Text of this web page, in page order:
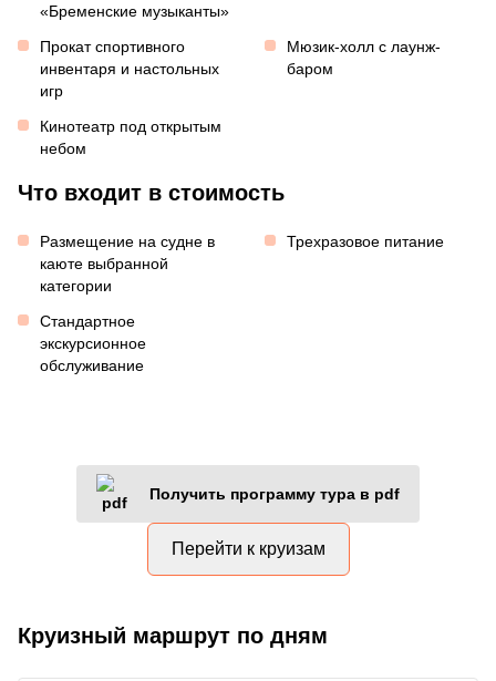
«Бременские музыканты»
Прокат спортивного
инвентаря и настольных
игр
Мюзик-холл с лаунж-
баром
Кинотеатр под открытым
небом
Что входит в стоимость
Размещение на судне в
каюте выбранной
категории
Трехразовое питание
Стандартное
экскурсионное
обслуживание
Получить программу тура в pdf
Перейти к круизам
Круизный маршрут по дням